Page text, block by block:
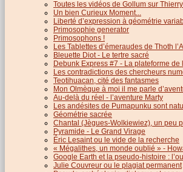
Toutes les vidéos de Gollum sur
Un bien Curieux Moment...
Liberté d’expression à géométrie
Primosophie generator
Primosophons !
Les Tablettes d’émeraudes de Thoth
Bleuette Diot - Le tertre sacré
Debunk Express #7 - La plateforme
Les contradictions des chercheurs
Teotihuacan, cité des fantasmes
Mon Olmèque à moi il me parle
Au-delà du réel - l’aventure Marty
Les andésites de Pumapunku sont
Géométrie sacrée
Chantal (Jègues-Wolkiewiez), un peu
Pyramide - Le Grand Virage
Éric Lesaint ou le vide de la recherche
« Mégalithes, un monde oublié » -
Google Earth et la pseudo-histoire :
Julie Couvreur ou le plagiat permanent